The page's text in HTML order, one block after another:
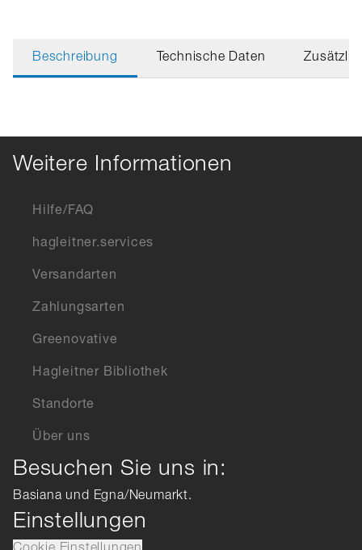
Beschreibung Technische Daten
Weitere Informationen
Hilfe/FAQ
hagleitner.services
Versandarten
Zahlungsarten
Greenovative
Hagleitner Bibliothek
Standorte
Über uns
Besuchen Sie uns in:
Basiana und Egna/Neumarkt.
Einstellungen